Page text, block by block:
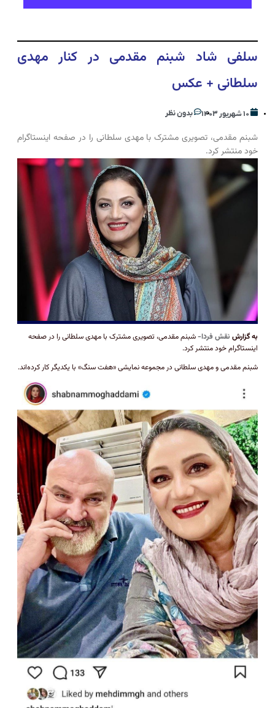
سلفی شاد شبنم مقدمی در کنار مهدی
سلطانی + عکس
۱۰ شهریور ۱۴۰۳ بدون نظر
شبنم مقدمی، تصویری مشترک با مهدی سلطانی را در صفحه اینستاگرام
خود منتشر کرد.
به گزارش نقش فردا-شبنم مقدمی، تصویری مشترک با مهدی سلطانی را در صفحه
اینستاگرام خود منتشر کرد.
شبنم مقدمی و مهدی سلطانی در مجموعه نمایشی «هفت سنگ» با یکدیگر کار کرده‌اند.